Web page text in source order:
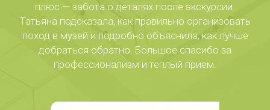
плюс — забота о деталях после экскурсии.
Татьяна подсказала, как правильно организовать
поход в музей и подробно объяснила, как лучше
добраться обратно. Большое спасибо за
профессионализм и теплый прием.